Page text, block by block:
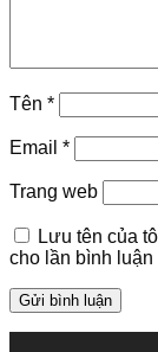
Tên *
Email *
Trang web
Lưu tên của
cho lần bình luận